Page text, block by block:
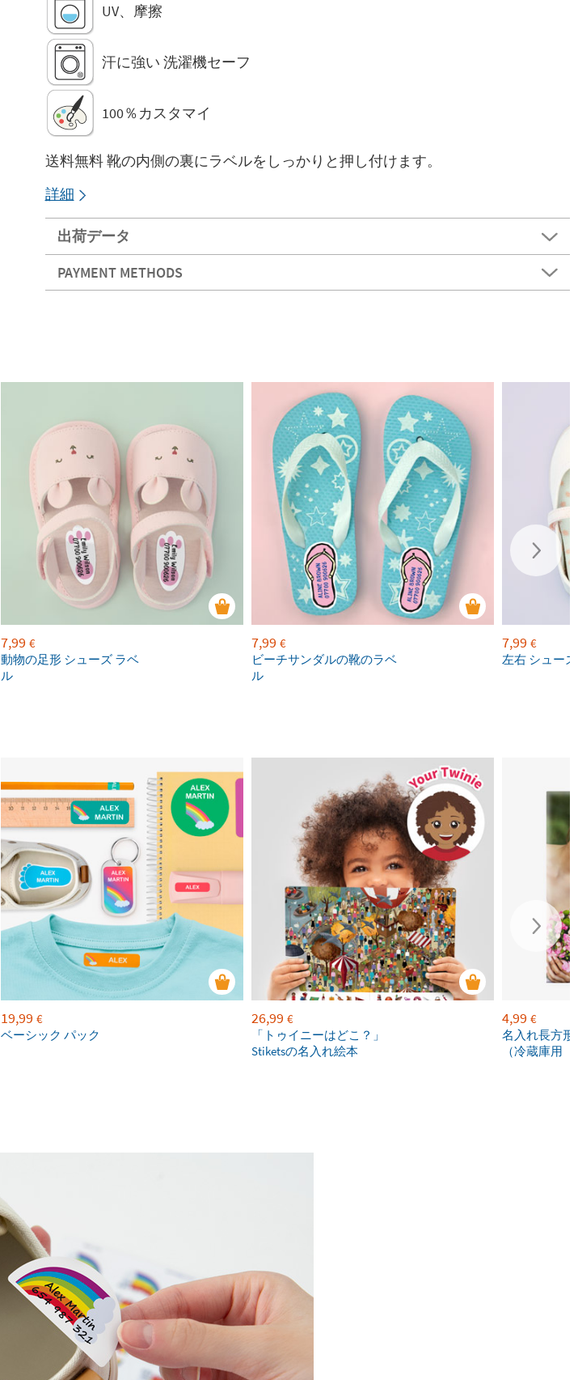
UV、摩擦
汗に強い 洗濯機セーフ
100％カスタマイ
送料無料 靴の内側の裏にラベルをしっかりと押し付けます。
詳細
出荷データ
PAYMENT METHODS
7,99 €
動物の足形 シューズ ラベ
ル
7,99 €
ビーチサンダルの靴のラベ
ル
7,99 €
左右 シュー
19,99 €
ベーシック パック
26,99 €
「トゥイニーはどこ？」
Stiketsの名入れ絵本
4,99 €
名入れ長方
（冷蔵庫用